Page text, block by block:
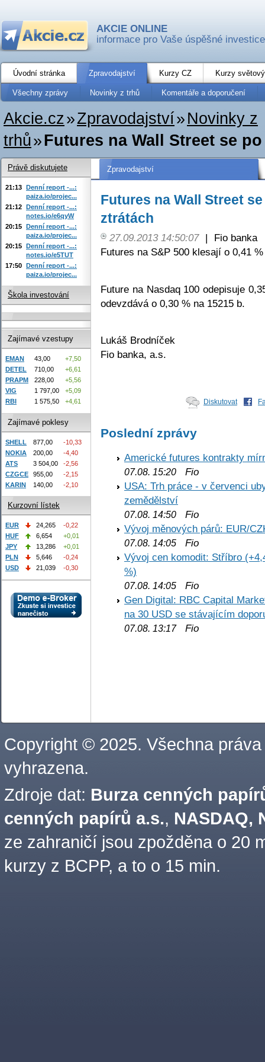
AKCIE ONLINE
informace pro Vaše úspěšné investice
Úvodní stránka Zpravodajství Kurzy CZ Kurzy
Všechny zprávy Novinky z trhů Komentáře a doporučení
Akcie.cz»Zpravodajství» Novinky z
trhů»Futures na Wall Street se
Zpravodajství
Futures na Wall Street
ztrátách
27.09.2013 14:50:07 |
Fio banka
Futures na S&P 500 klesají o 0,41
Future na Nasdaq 100 odepisuje
odevzdává o 0,30 % na 15215 b.
Lukáš Brodníček
Fio banka, a.s.
Diskutovat
Poslední zprávy
Americké futures kontrakty
07.08. 15:20 Fio
USA: Trh práce - v červenci
zemědělství
07.08. 14:50 Fio
Vývoj měnových párů: EUR/
07.08. 14:05 Fio
Vývoj cen komodit: Stříbro
%)
07.08. 14:05 Fio
Gen Digital: RBC Capital
na 30 USD se stávajícím
07.08. 13:17Fio
Právě diskutujete
21:13 Denní report -...:
paiza.io/projec...
21:12 Denní report -...:
notes.io/e6qyW
20:15 Denní report -...:
paiza.io/projec...
20:15 Denní report -...:
notes.io/e5TUT
17:50 Denní report -...:
paiza.io/projec...
Škola investování
Zajímavé vzestupy
EMAN 43,00
+7,50
DETEL
710,00
+6,61
PRAPM
228,00
+5,56
VIG
1 797,00
+5,09
RBI
1 575,50 +4,61
Zajímavé poklesy
SHELL 877,00
-10,33
NOKIA
200,00
-4,40
ATS
3 504,00
-2,56
CZGCE
955,00
-2,15
KARIN
140,00 -2,10
Kurzovní lístek
EUR 24,265
-0,22
HUF
6,654
+0,01
JPY
13,286
+0,01
PLN
5,646
-0,24
USD
21,039 -0,30
Copyright © 2025. Všechna práva
vyhrazena.
Zdroje dat: Burza cenných
cenných papírů a.s., NASDAQ,
ze zahraničí jsou zpožděna o 20
kurzy z BCPP, a to o 15 min.